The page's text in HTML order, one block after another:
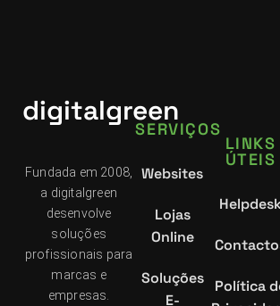
digitalgreen
Fundada em 2008,
a digitalgreen
desenvolve
soluções
profissionais para
marcas e
empresas.
SERVIÇOS
Websites
Lojas
Online
Soluções
E-
LINKS
ÚTEIS
Política